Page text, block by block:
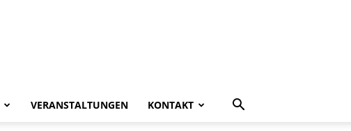
VERANSTALTUNGEN KONTAKT